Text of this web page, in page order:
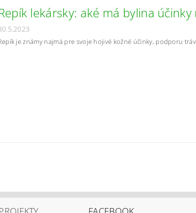
lekársky: aké má bylina účinky
je známy najmä pre svoje hojivé kožné účinky, podporu